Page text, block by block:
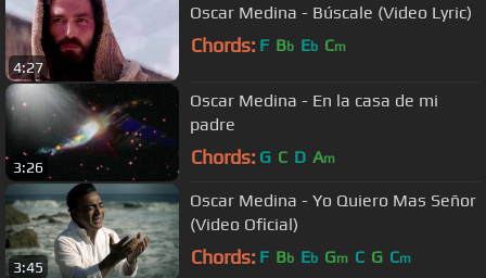
4:27
Oscar Medina - Búscale (Video Lyric)
Chords: F Bb Eb Cm
3:26
Oscar Medina - En la casa de mi
padre
Chords: G C D Am
3:45
Oscar Medina - Yo Quiero Mas Señor
(Video Oficial)
Chords: F Bb Eb Gm C G Cm